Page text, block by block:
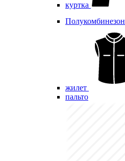
куртка
Полукомбинезон
жилет
пальто